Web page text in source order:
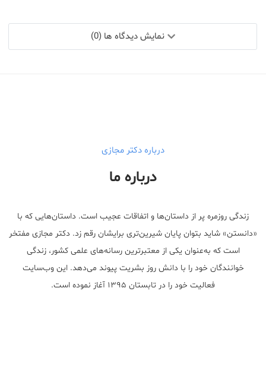
نمایش دیدگاه ها (0)
درباره دکتر مجازی
درباره ما
زندگی روزمره پر از داستان‌ها و اتفاقات عجیب است. داستان‌هایی که با
«دانستن» شاید بتوان پایان شیرین‌تری برایشان رقم زد. دکتر مجازی مفتخر
است که به‌عنوان یکی از معتبر‌ترین رسانه‌های علمی کشور، زندگی
خوانندگان خود را با دانش روز بشریت پیوند می‌دهد. این وب‌سایت
فعالیت خود را در تابستان ۱۳۹۵ آغاز نموده است.